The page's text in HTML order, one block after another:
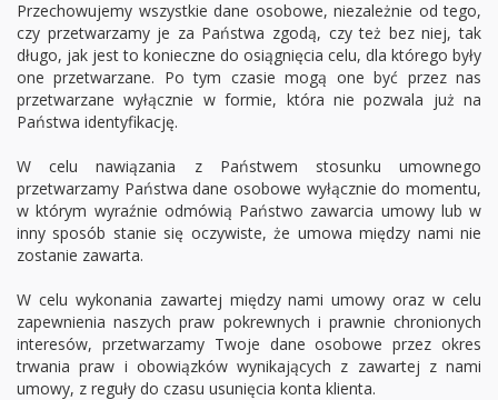
Przechowujemy wszystkie dane osobowe, niezależnie od tego,
czy przetwarzamy je za Państwa zgodą, czy też bez niej, tak
długo, jak jest to konieczne do osiągnięcia celu, dla którego były
one przetwarzane. Po tym czasie mogą one być przez nas
przetwarzane wyłącznie w formie, która nie pozwala już na
Państwa identyfikację.
W celu nawiązania z Państwem stosunku umownego
przetwarzamy Państwa dane osobowe wyłącznie do momentu,
w którym wyraźnie odmówią Państwo zawarcia umowy lub w
inny sposób stanie się oczywiste, że umowa między nami nie
zostanie zawarta.
W celu wykonania zawartej między nami umowy oraz w celu
zapewnienia naszych praw pokrewnych i prawnie chronionych
interesów, przetwarzamy Twoje dane osobowe przez okres
trwania praw i obowiązków wynikających z zawartej z nami
umowy, z reguły do czasu usunięcia konta klienta.